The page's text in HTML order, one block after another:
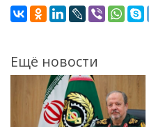
Ещё новости